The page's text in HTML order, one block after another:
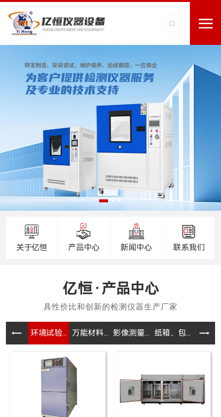
关于亿恒 产品中心 新闻中心 联系我们
产品中心
环境试验... 万能材料... 影像测量... 纸箱、包... 电器